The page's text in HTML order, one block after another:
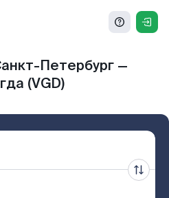
Петербург —
(VGD)